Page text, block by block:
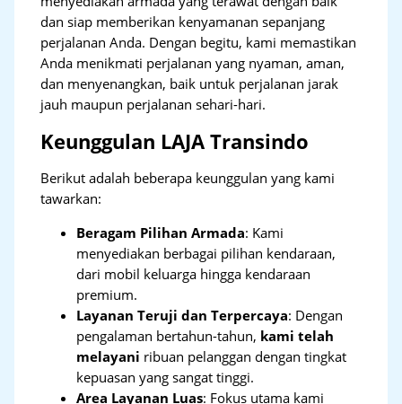
dan siap memberikan kenyamanan sepanjang
perjalanan Anda. Dengan begitu, kami memastikan
Anda menikmati perjalanan yang nyaman, aman,
dan menyenangkan, baik untuk perjalanan jarak
jauh maupun perjalanan sehari-hari.
Keunggulan LAJA Transindo
Berikut adalah beberapa keunggulan yang kami
tawarkan:
Beragam Pilihan Armada: Kami
menyediakan berbagai pilihan kendaraan,
dari mobil keluarga hingga kendaraan
premium.
Layanan Teruji dan Terpercaya: Dengan
pengalaman bertahun-tahun, kami telah
melayani ribuan pelanggan dengan tingkat
kepuasan yang sangat tinggi.
Area Layanan Luas: Fokus utama kami